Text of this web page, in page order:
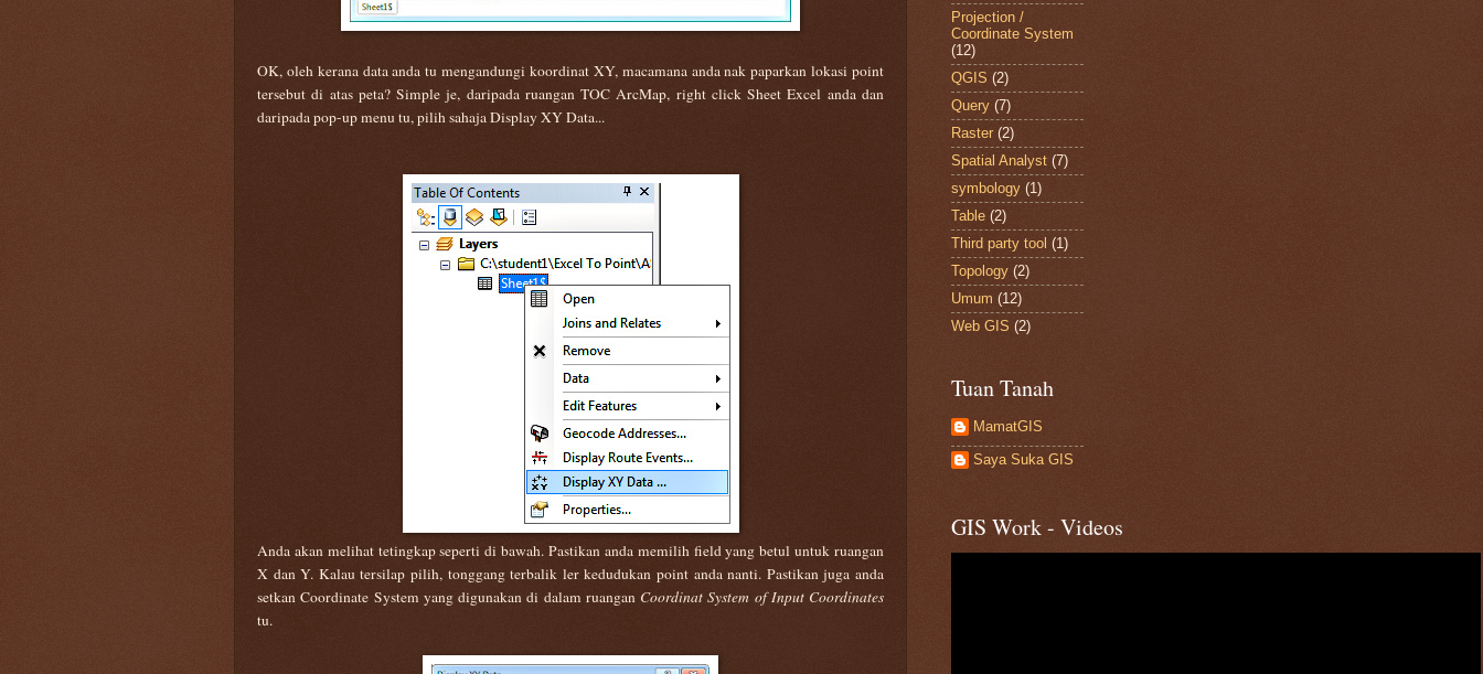
OK, oleh kerana data anda tu mengandungi koordinat XY, macamana anda nak paparkan lokasi point
tersebut di atas peta? Simple je, daripada ruangan TOC ArcMap, right click Sheet Excel anda dan
daripada pop-up menu tu, pilih sahaja Display XY Data...
Anda akan melihat tetingkap seperti di bawah. Pastikan anda memilih field yang betul untuk ruangan
X dan Y. Kalau tersilap pilih, tonggang terbalik ler kedudukan point anda nanti. Pastikan juga anda
setkan Coordinate System yang digunakan di dalam ruanganCoordinat System of Input Coordinates
tu.
Projection /
Coordinate System
(12)
QGIS (2)
Query (7)
Raster (2)
Spatial Analyst (7)
symbology (1)
Table (2)
Third party tool (1)
Topology (2)
Umum (12)
Web GIS (2)
Tuan Tanah
MamatGIS
Saya Suka GIS
GIS Work - Videos